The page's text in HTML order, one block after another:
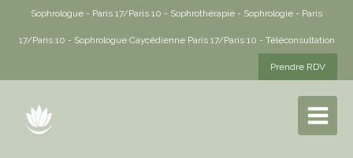
Sophrologue - Paris 17/Paris 10 - Sophrothérapie - Sophrologie - Paris
17/Paris 10 - Sophrologue Caycédienne Paris 17/Paris 10 - Téléconsultation
Prendre RDV